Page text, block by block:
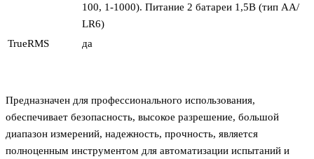
100, 1-1000). Питание 2 батареи 1,5В (тип АА/
LR6)
TrueRMS
да
Предназначен для профессионального использования,
обеспечивает безопасность, высокое разрешение, большой
диапазон измерений, надежность, прочность, является
полноценным инструментом для автоматизации испытаний и